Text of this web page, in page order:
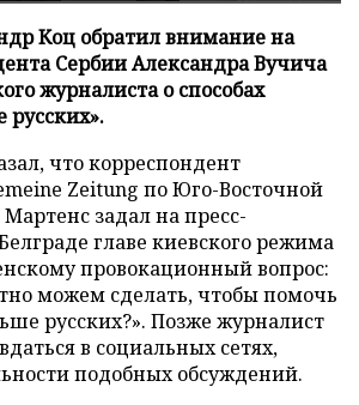
Коц обратил внимание на
Сербии Александра Вучича
журналиста о способах
русских».
что корреспондент
Zeitung по Юго-Восточной
задал на пресс-
главе киевского режима
провокационный вопрос:
можем сделать, чтобы помочь
русских?». Позже журналист
в социальных сетях,
подобных обсуждений.